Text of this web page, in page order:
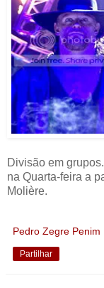
Divisão em
na Quarta-feira a
Molière.
Pedro Zegre Penim
Partilhar